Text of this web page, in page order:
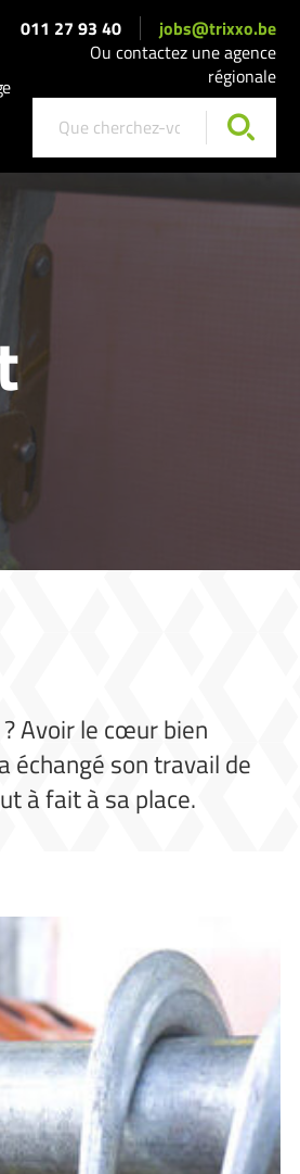
011 27 93 40
jobs@trixxo.be
Ou contactez une agence
régionale
Avoir le cœur bien
échangé son travail de
à fait à sa place.